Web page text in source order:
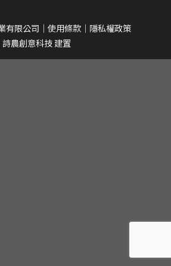
有限公司 ｜ 使用條款｜ 隱私權政策
詩農創意科技建置